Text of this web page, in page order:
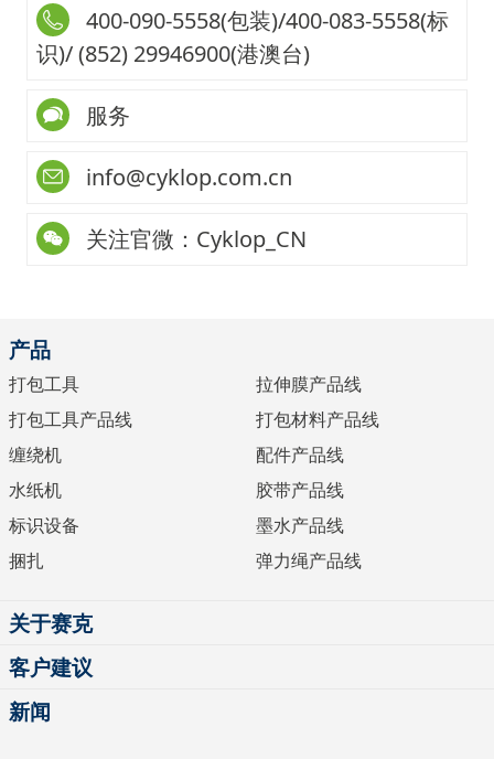
400-090-5558(包装)/400-083-5558(标
识)/ (852) 29946900(港澳台)
服务
info@cyklop.com.cn
关注官微：Cyklop_CN
产品
打包工具
打包工具产品线
缠绕机
水纸机
标识设备
捆扎
拉伸膜产品线
打包材料产品线
配件产品线
胶带产品线
墨水产品线
弹力绳产品线
关于赛克
客户建议
新闻